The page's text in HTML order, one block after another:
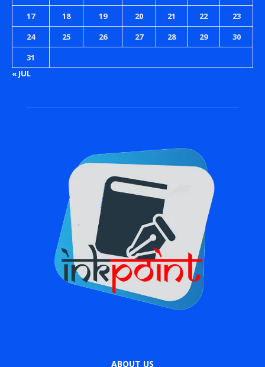
17
18 19 20 21 22
23
24
25 26 27 28 29
30
31
« JUL
ABOUT US